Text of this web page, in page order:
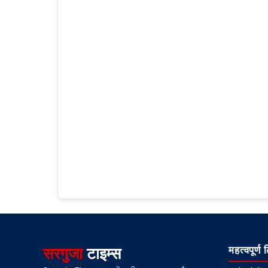
सरगुजाटाइम्स महत्वपूर्ण